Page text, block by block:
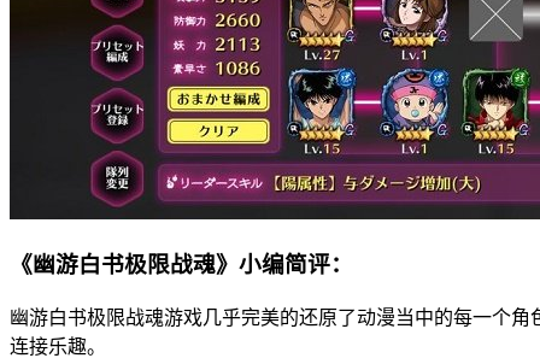
《幽游白书极限战魂》小编简评：
幽游白书极限战魂游戏几乎完美的还原了动漫当中的每一个
连接乐趣。